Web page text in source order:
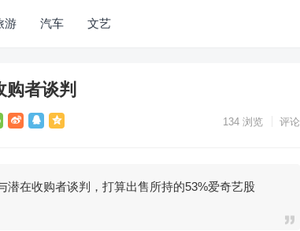
游 汽车 文艺
者谈判
134 浏览 评论
潜在收购者谈判，打算出售所持的53%爱奇艺股